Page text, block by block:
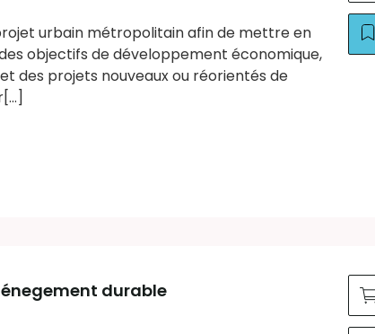
urbain métropolitain afin de mettre en
objectifs de développement économique,
des projets nouveaux ou réorientés de
durable